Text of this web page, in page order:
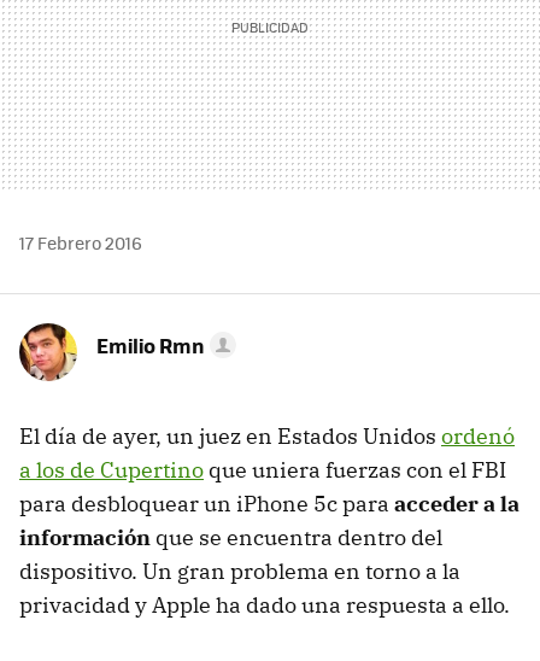
17 Febrero 2016
Emilio Rmn
El día de ayer, un juez en Estados Unidos ordenó
a los de Cupertino que uniera fuerzas con el FBI
para desbloquear un iPhone 5c para acceder a la
información que se encuentra dentro del
dispositivo. Un gran problema en torno a la
privacidad y Apple ha dado una respuesta a ello.